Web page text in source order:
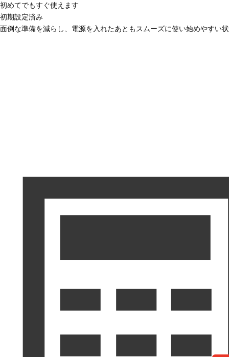
初めてでもすぐ使えます
初期設定済み
面倒な準備を減らし、電源を入れたあともスムーズに使い始めやすい